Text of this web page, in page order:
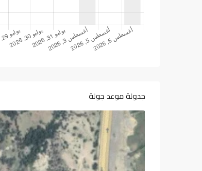
جدولة موعد جولة
الثلاثاء
11
أغسطس
الأربعاء
12
أغسطس
الخميس
13
أغسطس